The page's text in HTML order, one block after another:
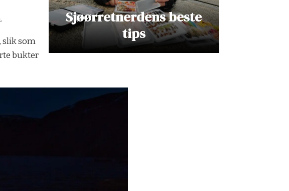
Sjøørretnerdens beste
tips
slik som
bukter